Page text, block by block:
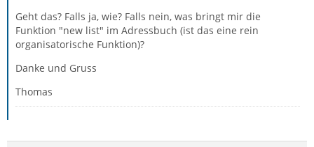
Geht das? Falls ja, wie? Falls nein, was bringt mir die
Funktion "new list" im Adressbuch (ist das eine rein
organisatorische Funktion)?
Danke und Gruss
Thomas